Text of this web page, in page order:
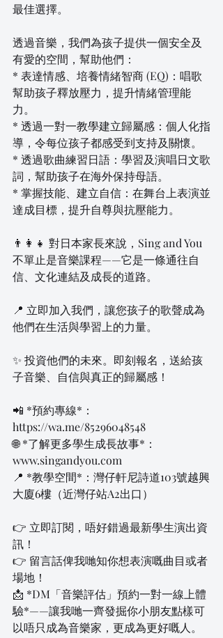
最佳選擇。
透過音樂，我們為孩子提供一個安全及
有愛的空間，幫助他們：
* 表達情感、培養情緒智商 (EQ)：唱歌
幫助孩子釋放壓力，提升情緒管理能
力。
* 透過一對一教學建立歸屬感：個人化指
導，令每位孩子都感受到支持及關懷。
* 透過歌曲練習日語：學習及演唱日文歌
詞，幫助孩子在海外保持母語。
* 掌握技能、建立自信：在舞台上表演並
達成目標，提升自尊與抗壓能力。
👨‍👩‍👧 對日本家長來說，Sing and You
不單止是音樂課程——它是一條通往自
信、文化連結及成長的道路。
📍 立即加入我們，讓您孩子的歌聲成為
他們在生活與學習上的力量。
✨ 投資他們的未來。即刻報名，送給孩
子音樂、自信與真正的歸屬感！
📲 *預約專線*：
https://wa.me/85296048548
🌐 *了解更多學生成長故事*：
www.singandyou.com
📍 *教學空間*：灣仔軒尼詩道103號越興
大廈6樓（近灣仔站A2出口）
👉 立即訂閱，唔好錯過最新學生演出資
訊！
👉 留言話俾我哋知你想表演嘅曲目或者
場地！
📩 *DM「音樂評估」預約一對一線上體
驗*——讓我哋一齊發掘你小朋友點樣可
以唔只成為音樂家，更成為更好嘅人。